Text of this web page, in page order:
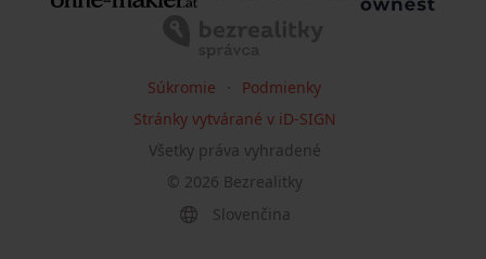
© 2026 Bezrealitky
Všetky práva vyhradené
Súkromie
Podmienky
Stránky vytvárané v iD-SIGN
Slovenčina